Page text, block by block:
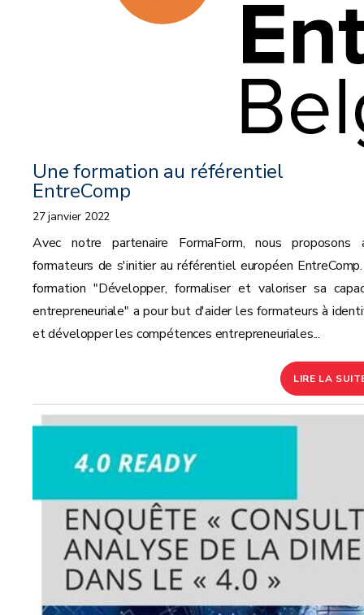
Une formation au référentiel
EntreComp
27 janvier 2022
Avec notre partenaire FormaForm, nous proposons
formateurs de s'initier au référentiel européen
formation "Développer, formaliser et valoriser sa
entrepreneuriale" a pour but d'aider les formateurs à
et développer les compétences entrepreneuriales...
LIRE LA